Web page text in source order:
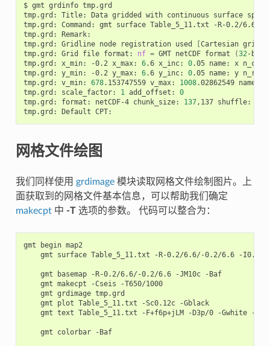
$ gmt grdinfo tmp.grd
tmp.grd:
Title: Data gridded with continuous surface
tmp.grd:
Command: gmt surface Table_5_11.txt
-R-0.2/6.6/-
tmp.grd:
Remark:
tmp.grd:
Gridline node registration used [Cartesian grid
tmp.grd:
Grid file format: nf = GMT netCDF format (32 -bit
tmp.grd:
x_min: -0.2 x_max: 6.6 x_inc: 0.05 name: x
tmp.grd:
y_min: -0.2 y_max: 6.6 y_inc: 0.05 name: y
tmp.grd:
v_min: 678.153747559 v_max: 1008.02862549 name:
tmp.grd:
scale_factor: 1 add_offset:
0
tmp.grd:
format: netCDF-4 chunk_size: 137,137 shuffle:
tmp.grd:
Default
网格文件绘图
我们同样使用 grdimage模块读取网格文件绘制图片。上
面获取到的网格文件基本信息，可以帮助我们确定
makecpt中 -T选项的参数。 代码可以整合为：
gmt begin
gmt
surface Table_5_11.txt -R-0.2/6.6/-0.2/6.6 -I0.05
gmt basemap -R-0.2/6.6/-0.2/6.6 -JM10c
-Baf
gmt makecpt -Cseis
-T650/1000
gmt grdimage
gmt
plot Table_5_11.txt -Sc0.12c
-Gblack
gmt text Table_5_11.txt -F+f6p+jLM -D3p/0 -Gwhite -W
gmt colorbar -Baf